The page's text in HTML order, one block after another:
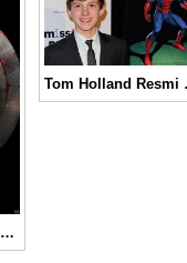
Bocoran Film Captain America: The Winter Soldier
Tom